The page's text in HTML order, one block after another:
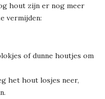
hout zijn er nog meer
vermijden:
of dunne houtjes om
het hout losjes neer,